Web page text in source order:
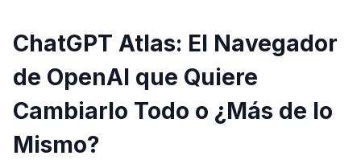
ChatGPT Atlas: El Navegador
de OpenAI que Quiere
Cambiarlo Todo o ¿Más de lo
Mismo?